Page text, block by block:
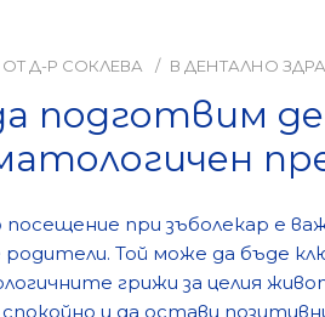
ОТ Д-Р СОКЛЕВА В ДЕНТАЛНО
подготвим
при зъболекар е
Той може да бъде
грижи за целия
и да остави